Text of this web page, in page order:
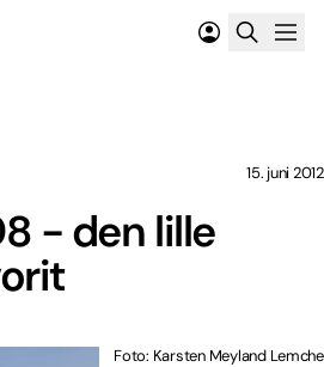
- den lille
15. juni 2012
Foto: Karsten Meyland Lemche